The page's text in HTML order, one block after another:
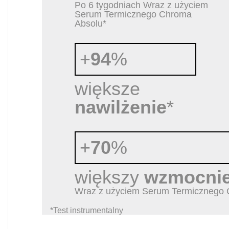
Po 6 tygodniach Wraz z użyciem
Serum Termicznego Chroma
Absolu*
+94%
większe
nawilżenie*
+70%
większy
Wraz z użyciem Serum Termicznego
*Test instrumentalny